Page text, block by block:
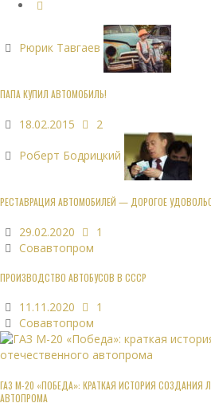
Рюрик Тавгаев
ПАПА КУПИЛ АВТОМОБИЛЬ!
18.02.2015 2
Роберт Бодрицкий
РЕСТАВРАЦИЯ АВТОМОБИЛЕЙ — ДОРОГОЕ
29.02.2020
1
Совавтопром
ПРОИЗВОДСТВО АВТОБУСОВ В СССР
11.11.2020
1
Совавтопром
ГАЗ М-20 «ПОБЕДА»: КРАТКАЯ ИСТОРИЯ СОЗДАНИЯ
АВТОПРОМА